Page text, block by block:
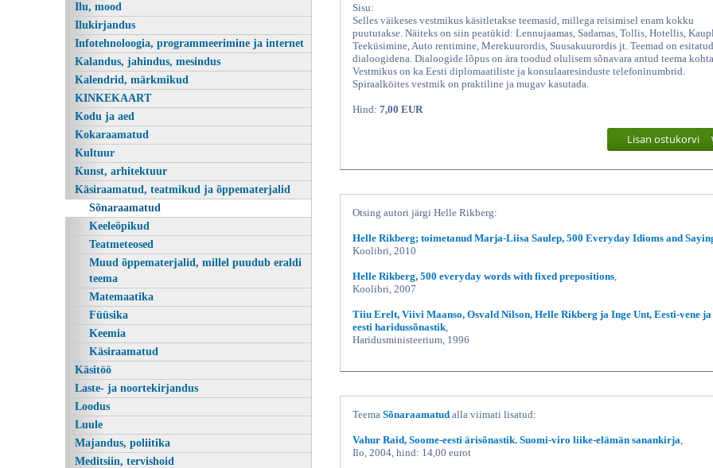
Ilu, mood
Ilukirjandus
Infotehnoloogia, programmeerimine ja internet
Kalandus, jahindus, mesindus
Kalendrid, märkmikud
KINKEKAART
Kodu ja aed
Kokaraamatud
Kultuur
Kunst, arhitektuur
Käsiraamatud, teatmikud ja õppematerjalid
Sõnaraamatud
Keeleõpikud
Teatmeteosed
Muud õppematerjalid, millel puudub eraldi
teema
Matemaatika
Füüsika
Keemia
Käsiraamatud
Käsitöö
Laste- ja noortekirjandus
Loodus
Luule
Majandus, poliitika
Meditsiin, tervishoid
Sisu:
Selles väikeses vestmikus käsitletakse teemasid, millega reisimisel enam kokku
puututakse. Näiteks on siin peatükid: Lennujaamas, Sadamas, Tollis, Hotellis,
Teeküsimine, Auto rentimine, Merekuurordis, Suusakuurordis jt. Teemad on esitatud
dialoogidena. Dialoogide lõpus on ära toodud olulisem sõnavara antud teema
Vestmikus on ka Eesti diplomaatiliste ja konsulaaresinduste telefoninumbrid.
Spiraalköites vestmik on praktiline ja mugav kasutada.
Hind: 7,00 EUR
Lisan ostukorvi
Otsing autori järgi Helle Rikberg:
Helle Rikberg; toimetanud Marja-Liisa Saulep, 500 Everyday Idioms and
Koolibri, 2010
Helle Rikberg, 500 everyday words with fixed prepositions
Koolibri, 2007
Tiiu Erelt, Viivi Maanso, Osvald Nilson, Helle Rikberg ja Inge Unt, Eesti-vene ja
eesti haridussõnastik
Haridusministeerium, 1996
Teema Sõnaraamatud alla viimati lisatud:
Vahur Raid, Soome-eesti ärisõnastik. Suomi-viro liike-elämän sanankirja
Ilo, 2004, hind: 14,00 eurot